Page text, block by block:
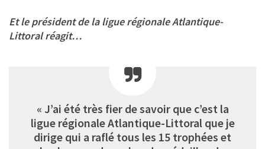
Et le président de la ligue régionale Atlantique-
Littoral réagit…
« J’ai été très fier de savoir que c’est la
ligue régionale Atlantique-Littoral que je
dirige qui a raflé tous les 15 trophées et